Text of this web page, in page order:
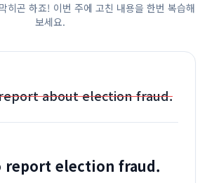
히곤 하죠! 이번 주에 고친 내용을 한번 복습해
보세요.
about election fraud.
report election fraud.